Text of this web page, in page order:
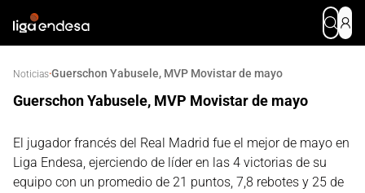
Noticias·Guerschon Yabusele, MVP Movistar de mayo
Guerschon Yabusele, MVP Movistar de mayo
El jugador francés del Real Madrid fue el mejor de mayo en
Liga Endesa, ejerciendo de líder en las 4 victorias de su
equipo con un promedio de 21 puntos, 7,8 rebotes y 25 de